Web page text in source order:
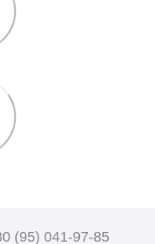
(95) 041-97-85